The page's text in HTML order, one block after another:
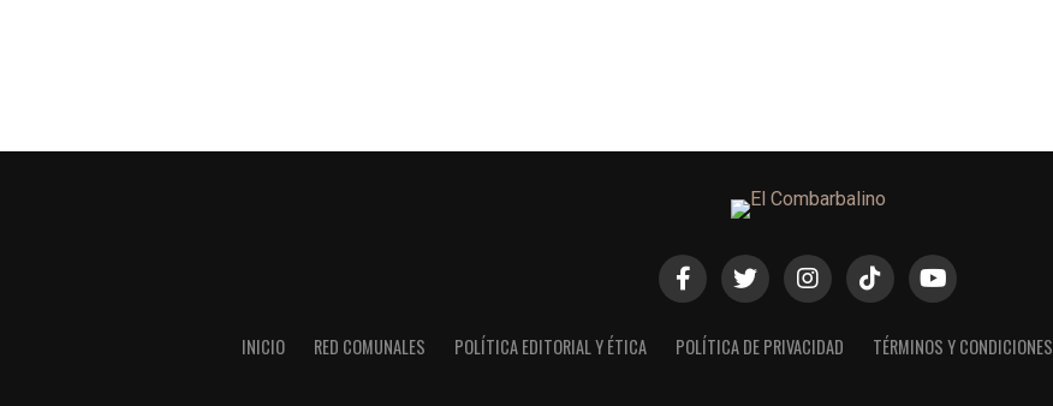
INICIO RED COMUNALES POLÍTICA EDITORIAL Y ÉTICA POLÍTICA DE PRIVACIDAD TÉRMINOS Y CONDICIONES